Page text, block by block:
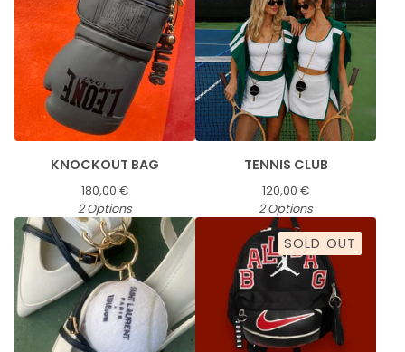
KNOCKOUT BAG
180,00 €
2 Options
TENNIS CLUB
120,00 €
2 Options
SOLD OUT